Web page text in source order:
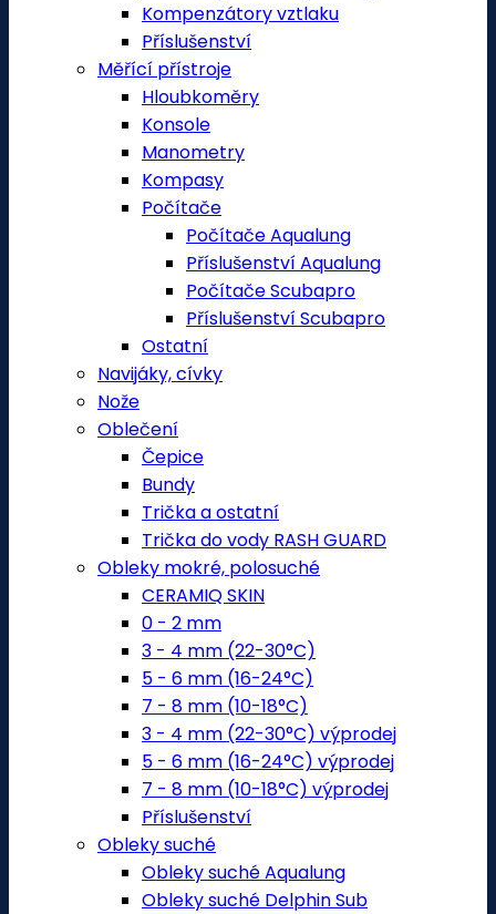
Kompenzátory vztlaku
Příslušenství
Měřící přístroje
Hloubkoměry
Konsole
Manometry
Kompasy
Počítače
Počítače Aqualung
Příslušenství Aqualung
Počítače Scubapro
Příslušenství Scubapro
Ostatní
Navijáky, cívky
Nože
Oblečení
Čepice
Bundy
Trička a ostatní
Trička do vody RASH GUARD
Obleky mokré, polosuché
CERAMIQ SKIN
0 - 2 mm
3 - 4 mm (22-30°C)
5 - 6 mm (16-24°C)
7 - 8 mm (10-18°C)
3 - 4 mm (22-30°C) výprodej
5 - 6 mm (16-24°C) výprodej
7 - 8 mm (10-18°C) výprodej
Příslušenství
Obleky suché
Obleky suché Aqualung
Obleky suché Delphin Sub